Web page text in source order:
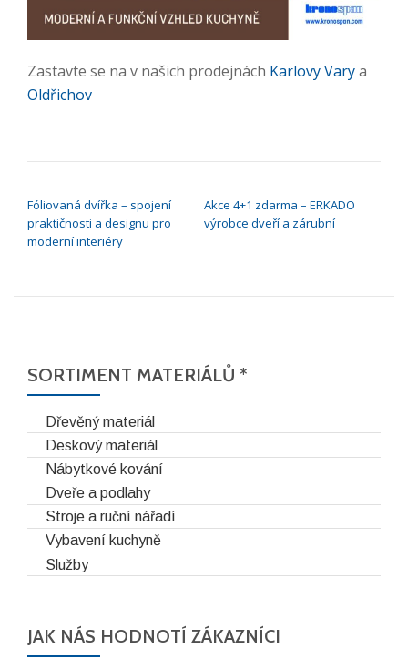
Zastavte se na v našich prodejnách Karlovy Varya
Oldřichov
Fóliovaná dvířka – spojení
praktičnosti a designu pro
moderní interiéry
Akce 4+1 zdarma – ERKADO
výrobce dveří a zárubní
SORTIMENT MATERIÁLŮ *
Dřevěný materiál
Deskový materiál
Nábytkové kování
Dveře a podlahy
Stroje a ruční nářadí
Vybavení kuchyně
Služby
JAK NÁS HODNOTÍ ZÁKAZNÍCI